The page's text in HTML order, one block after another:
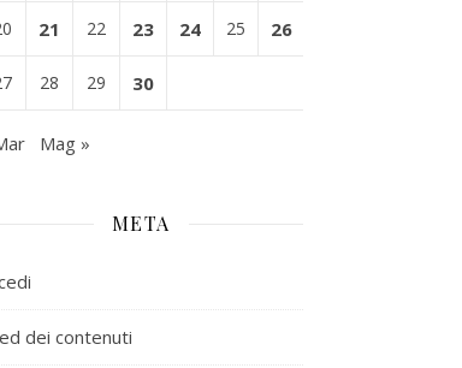
21 22 23 24 25 26
28 29 30
Mag »
META
dei contenuti